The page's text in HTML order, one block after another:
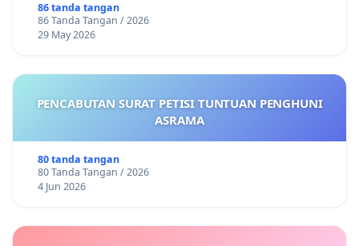
86 tanda tangan
86 Tanda Tangan / 2026
29 May 2026
PENCABUTAN SURAT PETISI TUNTUAN PENGHUNI
ASRAMA
80 tanda tangan
80 Tanda Tangan / 2026
4 Jun 2026